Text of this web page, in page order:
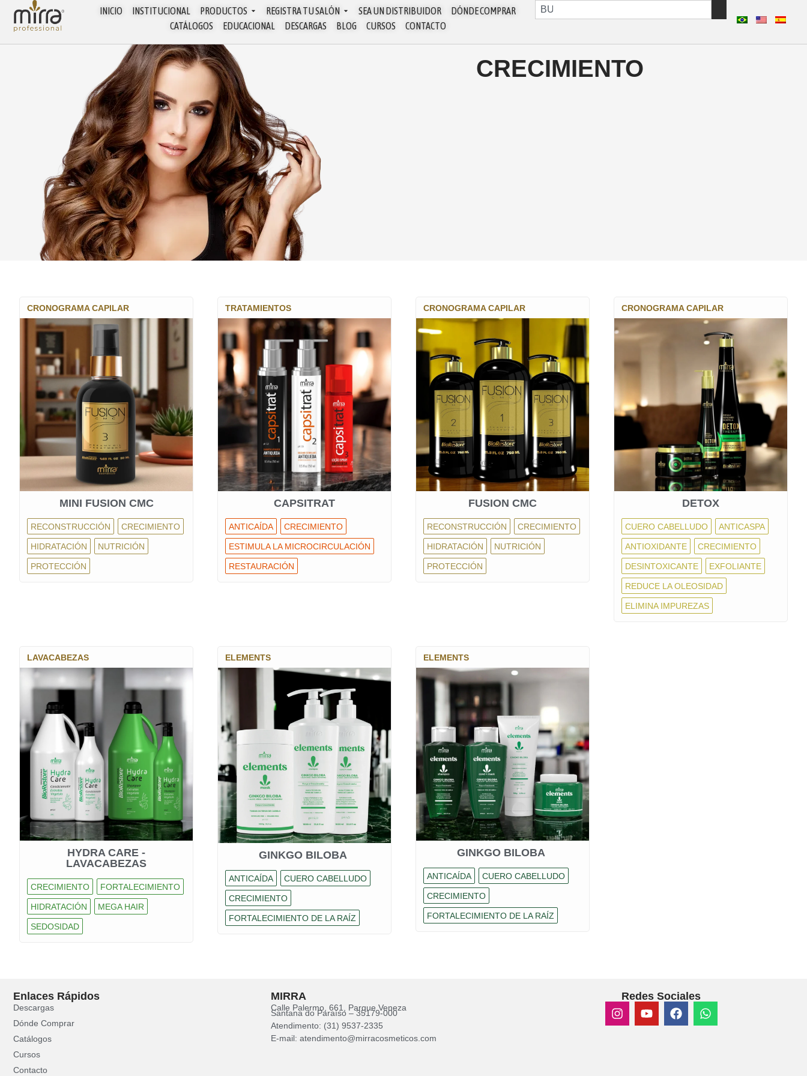
INICIO INSTITUCIONAL PRODUCTOS REGISTRA TU SALÓN SEA UN DISTRIBUIDOR
DÓNDE COMPRAR
CATÁLOGOS
EDUCACIONAL DESCARGAS BLOG CURSOS CONTACTO
CRECIMIENTO
CRONOGRAMA CAPILAR
MINI FUSION CMC
RECONSTRUCCIÓN CRECIMIENTO
HIDRATACIÓN NUTRICIÓN
PROTECCIÓN
TRATAMIENTOS
CAPSITRAT
ANTICAÍDA CRECIMIENTO
ESTIMULA LA MICROCIRCULACIÓN
RESTAURACIÓN
CRONOGRAMA CAPILAR
FUSION CMC
RECONSTRUCCIÓN CRECIMIENTO
HIDRATACIÓN NUTRICIÓN
PROTECCIÓN
CRONOGRAMA CAPILAR
DETOX
CUERO CABELLUDO ANTICASPA
ANTIOXIDANTE CRECIMIENTO
DESINTOXICANTE EXFOLIANTE
REDUCE LA OLEOSIDAD
ELIMINA IMPUREZAS
LAVACABEZAS
HYDRA CARE -
LAVACABEZAS
CRECIMIENTO FORTALECIMIENTO
HIDRATACIÓN MEGA HAIR
SEDOSIDAD
ELEMENTS
GINKGO BILOBA
ANTICAÍDA CUERO CABELLUDO
CRECIMIENTO
FORTALECIMIENTO DE LA RAÍZ
ELEMENTS
GINKGO BILOBA
ANTICAÍDA CUERO CABELLUDO
CRECIMIENTO
FORTALECIMIENTO DE LA RAÍZ
Enlaces Rápidos
Descargas
Dónde Comprar
Catálogos
Cursos
Contacto
MIRRA
Calle Palermo, 661, Parque Veneza
Santana do Paraíso – 35179-000
Atendimento: (31) 9537-2335
E-mail: atendimento@mirracosmeticos.com
Redes Sociales